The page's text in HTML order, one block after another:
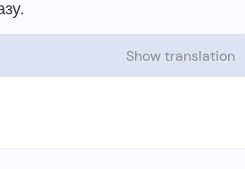
Show translation